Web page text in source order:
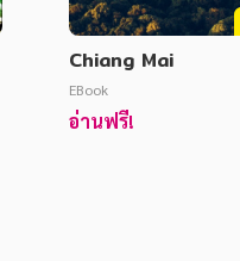
Chiang Mai
EBook
อ่านฟรี!